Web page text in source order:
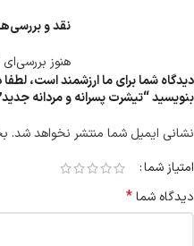
نقد و
هنوز
دیدگاه شما برای ما ارزشمند است،
بنویسید “تیشرت پسرانه و مردانه
نشانی ایمیل شما منتشر نخواهد شد.
امتیاز شما
دیدگاه شما*